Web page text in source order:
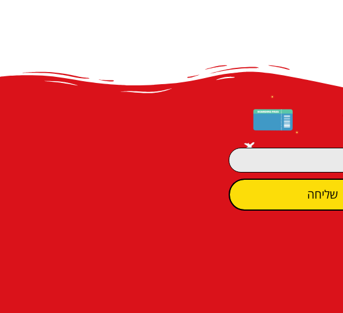
שליחה